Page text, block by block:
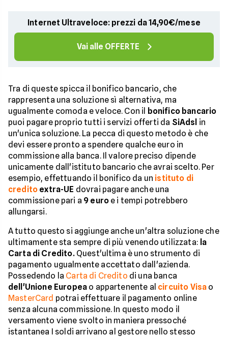
Internet Ultraveloce: prezzi da 14,90€/mese
Vai alle OFFERTE
Tra di queste spicca il bonifico bancario, che
rappresenta una soluzione sì alternativa, ma
ugualmente comoda e veloce. Con il
bonifico bancario
puoi pagare proprio tutti i servizi offerti da SiAdsl in
un'unica soluzione. La pecca di questo metodo è che
devi essere pronto a spendere qualche euro in
commissione alla banca. Il valore preciso dipende
unicamente dall'istituto bancario che avrai scelto. Per
esempio, effettuando il bonifico da un istituto di
credito extra-UE dovrai pagare anche una
commissione pari a 9 euro e i tempi potrebbero
allungarsi.
A tutto questo si aggiunge anche un'altra soluzione che
ultimamente sta sempre di più venendo utilizzata: la
Carta di Credito.Quest'ultima è uno strumento di
pagamento ugualmente accettato dall'azienda.
Possedendo la Carta di Credito di una banca
dell'Unione Europea o appartenente al circuito Visa o
MasterCard potrai effettuare il pagamento online
senza alcuna commissione. In questo modo il
versamento viene svolto in maniera pressoché
istantanea I soldi arrivano al gestore nello stesso